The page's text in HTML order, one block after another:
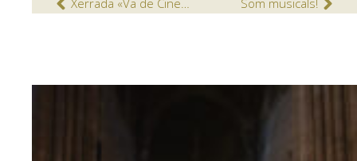
Xerrada «Va de Cine» als alumnes de cicles formatius de grau superior d’administració i finances Som musicals!